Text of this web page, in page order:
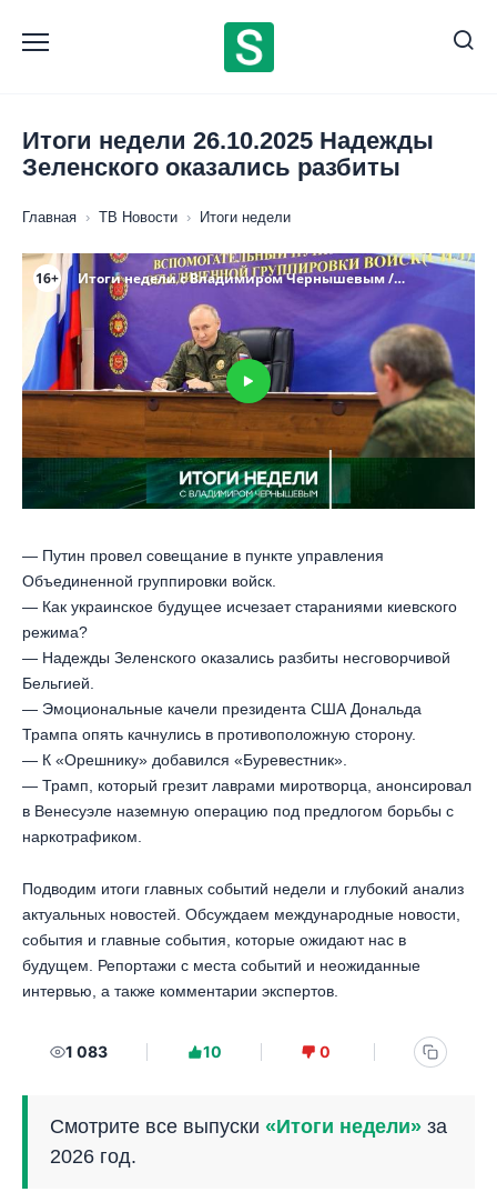
содержанию
Итоги недели 26.10.2025 Надежды
Зеленского оказались разбиты
Главная › ТВ Новости › Итоги недели
— Путин провел совещание в пункте управления
Объединенной группировки войск.
— Как украинское будущее исчезает стараниями киевского
режима?
— Надежды Зеленского оказались разбиты несговорчивой
Бельгией.
— Эмоциональные качели президента США Дональда
Трампа опять качнулись в противоположную сторону.
— К «Орешнику» добавился «Буревестник».
— Трамп, который грезит лаврами миротворца, анонсировал
в Венесуэле наземную операцию под предлогом борьбы с
наркотрафиком.
Подводим итоги главных событий недели и глубокий анализ
актуальных новостей. Обсуждаем международные новости,
события и главные события, которые ожидают нас в
будущем. Репортажи с места событий и неожиданные
интервью, а также комментарии экспертов.
1 083 10 0
Смотрите все выпуски «Итоги недели» за
2026 год.